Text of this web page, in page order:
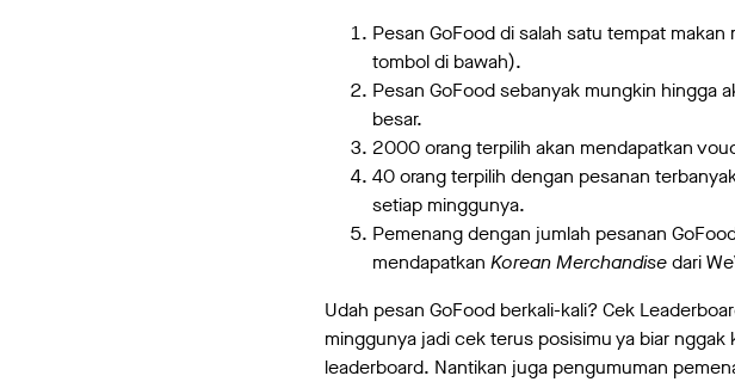
Pesan GoFood di salah satu tempat
tombol di bawah).
Pesan GoFood sebanyak mungkin hingga
besar.
2000 orang terpilih akan mendapatkan
40 orang terpilih dengan pesanan
setiap minggunya.
Pemenang dengan jumlah pesanan
mendapatkan Korean Merchandisedari
Udah pesan GoFood berkali-kali? Cek
minggunya jadi cek terus posisimu ya biar
leaderboard. Nantikan juga pengumuman